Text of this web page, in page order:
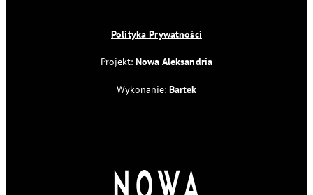
Polityka Prywatności
Projekt: Nowa Aleksandria
Wykonanie: Bartek